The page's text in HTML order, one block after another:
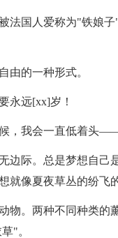
法国人爱称为"铁娘
由的一种形式。
永远[xx]岁！
，我会一直低着头
边际。总是梦想自己
就像夏夜草丛的纷飞
物。两种不同种类的
"。